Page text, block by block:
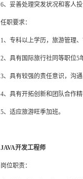
6、妥善处理突发状况和客人
任职要求：
1、专科以上学历，旅游管理
2、具有国际旅行社同等职位5
3、具有较强的责任意识，沟
4、具有开拓创新和团队合作
5、适应旅游旺季加班。
JAVA开发工程师
岗位职责：